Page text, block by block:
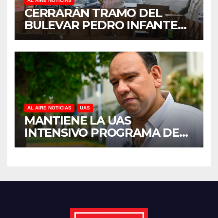
CERRARÁN TRAMO DEL
BULEVAR PEDRO INFANTE
PARA ACELERAR OBRAS
ANTES DEL REGRESO A
CLASES
AL AIRE NOTICIAS UAS
MANTIENE LA UAS
INTENSIVO PROGRAMA DE
MANTENIMIENTO Y
DEL CICLO ESCOLAR 2026-